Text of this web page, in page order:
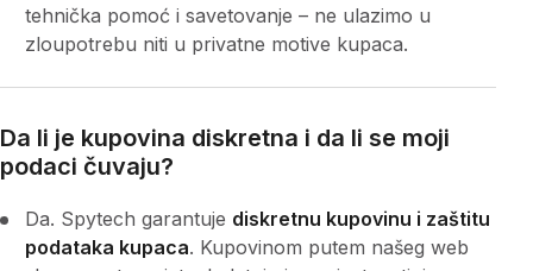
tehnička pomoć i savetovanje – ne ulazimo u
zloupotrebu niti u privatne motive kupaca.
Da li je kupovina diskretna i da li se moji
podaci čuvaju?
Da. Spytech garantuje diskretnu kupovinu i zaštitu
podataka kupaca. Kupovinom putem našeg web